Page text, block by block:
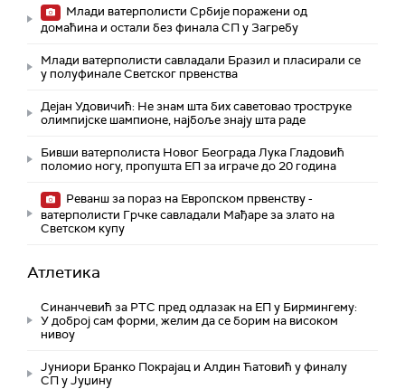
Млади ватерполисти Србије поражени од
домаћина и остали без финала СП у Загребу
Млади ватерполисти савладали Бразил и пласирали се
у полуфинале Светског првенства
Дејан Удовичић: Не знам шта бих саветовао троструке
олимпијске шампионе, најбоље знају шта раде
Бивши ватерполиста Новог Београда Лука Гладовић
поломио ногу, пропушта ЕП за играче до 20 година
Реванш за пораз на Европском првенству -
ватерполисти Грчке савладали Мађаре за злато на
Светском купу
Атлетика
Синанчевић за РТС пред одлазак на ЕП у Бирмингему:
У доброј сам форми, желим да се борим на високом
нивоу
Јуниори Бранко Покрајац и Алдин Ћатовић у финалу
СП у Јуџину